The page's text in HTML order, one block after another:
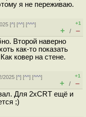
я не переживаю.
[^] [^^] [^^^]
+1
+ / –
Второй наверно
как-то показать
ковер на стене.
2025 [^] [^^] [^^^]
+1
+ / –
Для 2xCRT ещё и
;)